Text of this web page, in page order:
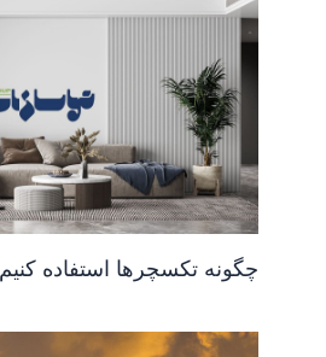
چگونه تکسچرها استفاده کنیم